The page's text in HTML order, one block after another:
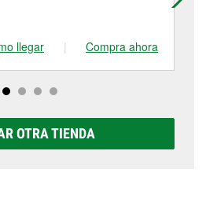
#3854 para obtener más
llegar | Compra ahora
OTRA TIENDA